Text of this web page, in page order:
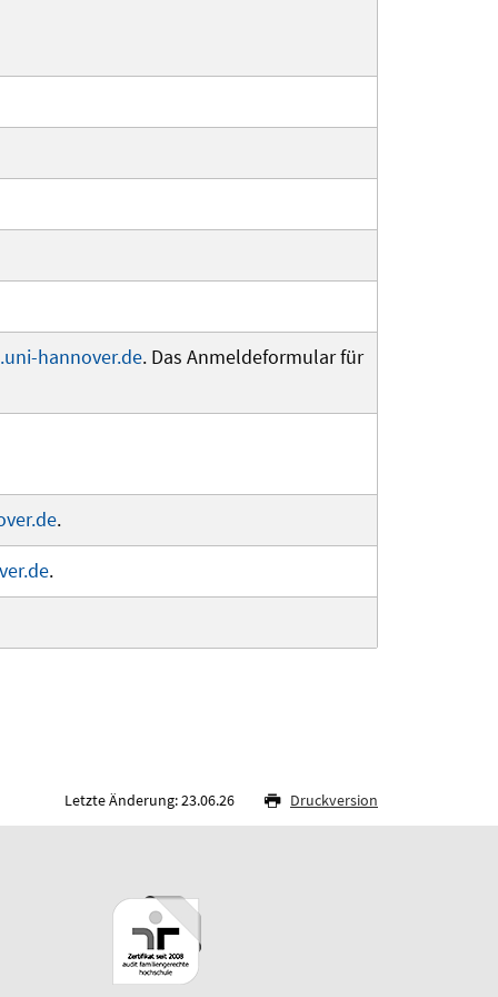
hannover.de. Das Anmeldeformular für
.
.
Letzte Änderung: 23.06.26 Druckversion